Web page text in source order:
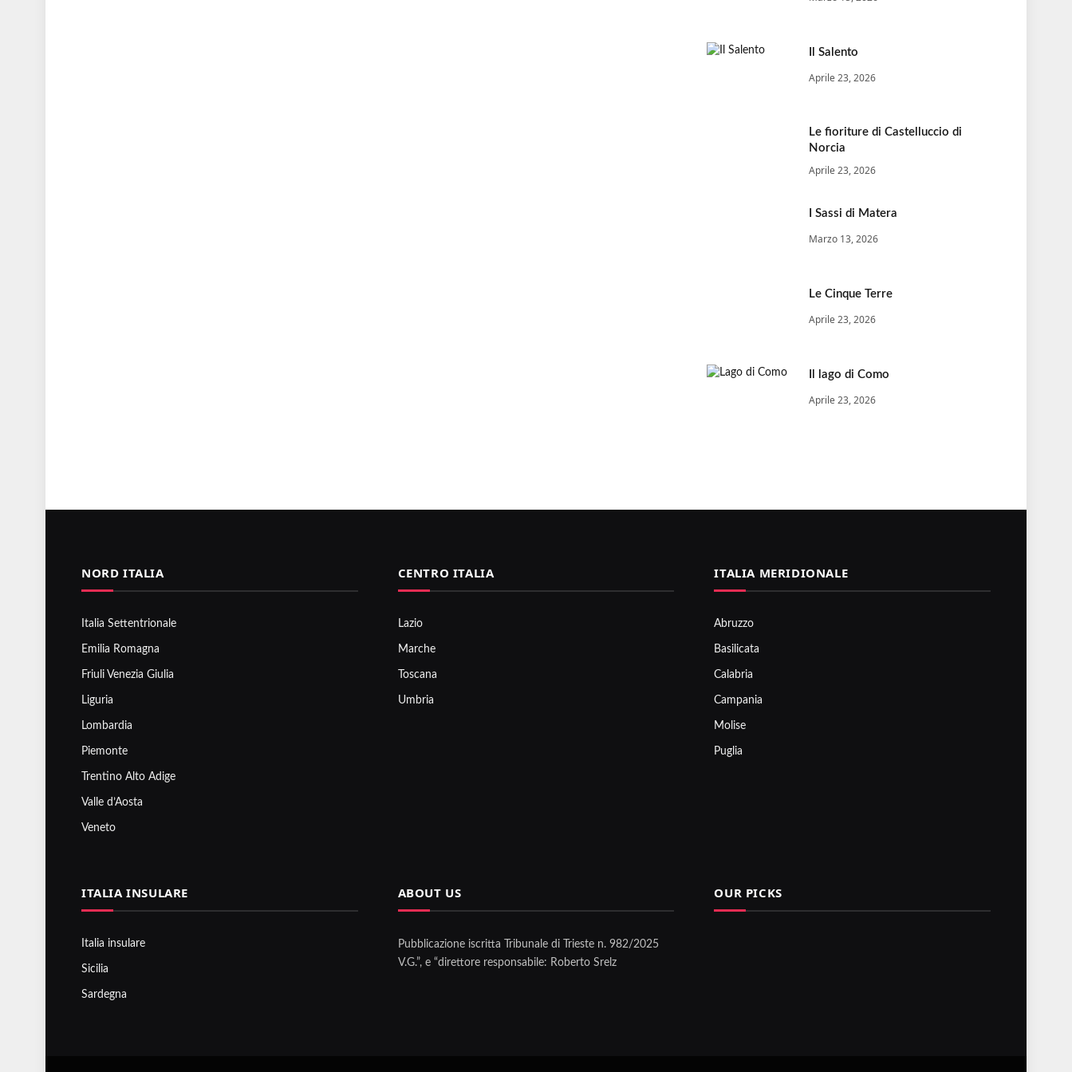
Il Salento
Aprile 23, 2026
Le fioriture di Castelluccio di
Norcia
Aprile 23, 2026
I Sassi di Matera
Marzo 13, 2026
Le Cinque Terre
Aprile 23, 2026
Il lago di Como
Aprile 23, 2026
NORD ITALIA
Italia Settentrionale
Emilia Romagna
Friuli Venezia Giulia
Liguria
Lombardia
Piemonte
Trentino Alto Adige
Valle d’Aosta
Veneto
CENTRO ITALIA
Lazio
Marche
Toscana
Umbria
ITALIA MERIDIONALE
Abruzzo
Basilicata
Calabria
Campania
Molise
Puglia
ITALIA INSULARE
Italia insulare
Sicilia
Sardegna
ABOUT US
Pubblicazione iscritta Tribunale di Trieste n. 982/2025
V.G.”, e “direttore responsabile: Roberto Srelz
OUR PICKS